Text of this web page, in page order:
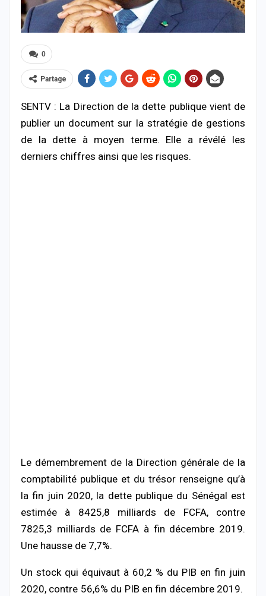
0
Partage
SENTV : La Direction de la dette publique vient de
publier un document sur la stratégie de gestions
de la dette à moyen terme. Elle a révélé les
derniers chiffres ainsi que les risques.
Le démembrement de la Direction générale de la
comptabilité publique et du trésor renseigne qu’à
la fin juin 2020, la dette publique du Sénégal est
estimée à 8425,8 milliards de FCFA, contre
7825,3 milliards de FCFA à fin décembre 2019.
Une hausse de 7,7%.
Un stock qui équivaut à 60,2 % du PIB en fin juin
2020, contre 56,6% du PIB en fin décembre 2019.